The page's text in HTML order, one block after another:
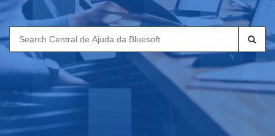
Search
for: